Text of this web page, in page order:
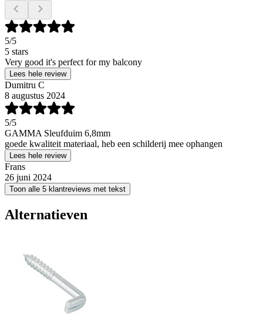
5/5
5 stars
Very good it's perfect for my balcony
Lees hele review
Dumitru C
8 augustus 2024
5/5
GAMMA Sleufduim 6,8mm
goede kwaliteit materiaal, heb een schilderij mee ophangen
Lees hele review
Frans
26 juni 2024
Toon alle 5 klantreviews met tekst
Alternatieven